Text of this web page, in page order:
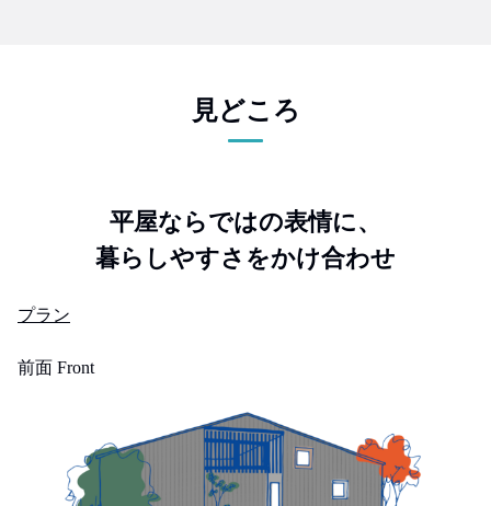
見どころ
平屋ならではの表情に、
暮らしやすさをかけ合わせ
プラン
前面 Front